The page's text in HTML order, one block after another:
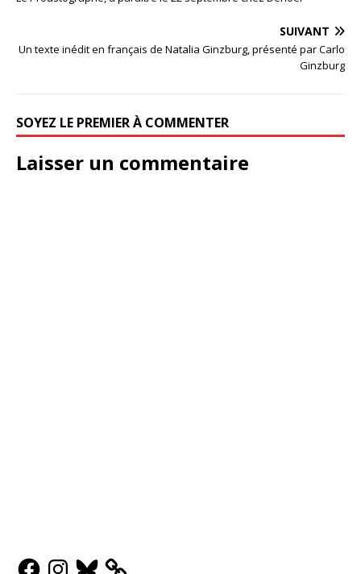
SUIVANT
Un texte inédit en français de Natalia Ginzburg, présenté par Carlo
Ginzburg
SOYEZ LE PREMIER À COMMENTER
Laisser un commentaire